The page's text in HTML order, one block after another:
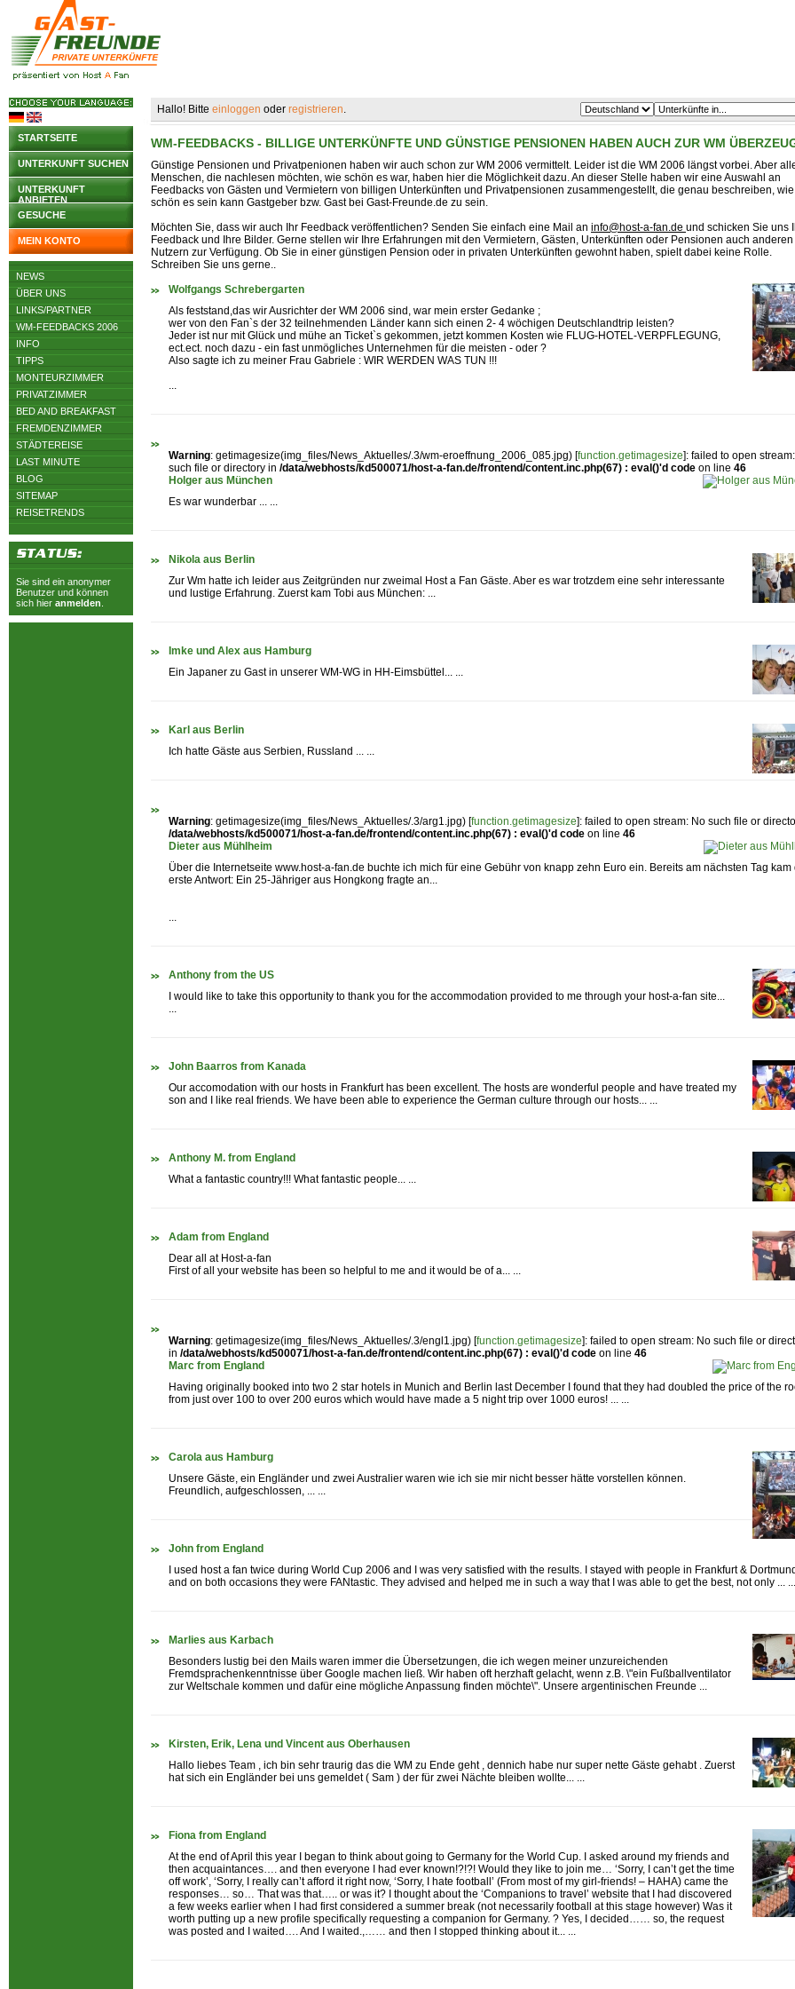
STARTSEITE
UNTERKUNFT SUCHEN
UNTERKUNFT
ANBIETEN
GESUCHE
MEIN KONTO
NEWS
ÜBER UNS
LINKS/PARTNER
WM-FEEDBACKS 2006
INFO
TIPPS
MONTEURZIMMER
PRIVATZIMMER
BED AND BREAKFAST
FREMDENZIMMER
STÄDTEREISE
LAST MINUTE
BLOG
SITEMAP
REISETRENDS
Sie sind ein anonymer
Benutzer und können
sich hier anmelden
Hallo! Bitte einloggen oder registrieren.
WM-FEEDBACKS - BILLIGE UNTERKÜNFTE UND GÜNSTIGE PENSIONEN HABEN AUCH ZUR WM
Günstige Pensionen und Privatpenionen haben wir auch schon zur WM 2006 vermittelt. Leider ist die WM 2006 längst vorbei. Aber
Menschen, die nachlesen möchten, wie schön es war, haben hier die Möglichkeit dazu. An dieser Stelle haben wir eine Auswahl an
Feedbacks von Gästen und Vermietern von billigen Unterkünften und Privatpensionen zusammengestellt, die genau beschreiben, wie
schön es sein kann Gastgeber bzw. Gast bei Gast-Freunde.de zu sein.
Möchten Sie, dass wir auch Ihr Feedback veröffentlichen? Senden Sie einfach eine Mail an info@host-a-fan.de und schicken Sie uns
Feedback und Ihre Bilder. Gerne stellen wir Ihre Erfahrungen mit den Vermietern, Gästen, Unterkünften oder Pensionen auch anderen
Nutzern zur Verfügung. Ob Sie in einer günstigen Pension oder in privaten Unterkünften gewohnt haben, spielt dabei keine Rolle.
Schreiben Sie uns gerne..
Wolfgangs Schrebergarten
Als feststand,das wir Ausrichter der WM 2006 sind, war mein erster Gedanke ;
wer von den Fan`s der 32 teilnehmenden Länder kann sich einen 2- 4 wöchigen Deutschlandtrip leisten?
Jeder ist nur mit Glück und mühe an Ticket`s gekommen, jetzt kommen Kosten wie FLUG-HOTEL-VERPFLEGUNG,
ect.ect. noch dazu - ein fast unmögliches Unternehmen für die meisten - oder ?
Also sagte ich zu meiner Frau Gabriele : WIR WERDEN WAS TUN !!!
...
Warning: getimagesize(img_files/News_Aktuelles/.3/wm-eroeffnung_2006_085.jpg) [function.getimagesize]: failed to open
such file or directory in /data/webhosts/kd500071/host-a-fan.de/frontend/content.inc.php(67) : eval()'d code on line 46
Holger aus München
Es war wunderbar ... ...
Nikola aus Berlin
Zur Wm hatte ich leider aus Zeitgründen nur zweimal Host a Fan Gäste. Aber es war trotzdem eine sehr interessante
und lustige Erfahrung. Zuerst kam Tobi aus München: ...
Imke und Alex aus Hamburg
Ein Japaner zu Gast in unserer WM-WG in HH-Eimsbüttel... ...
Karl aus Berlin
Ich hatte Gäste aus Serbien, Russland ... ...
Warning: getimagesize(img_files/News_Aktuelles/.3/arg1.jpg) [function.getimagesize]: failed to open stream: No such file or
/data/webhosts/kd500071/host-a-fan.de/frontend/content.inc.php(67) : eval()'d code on line 46
Dieter aus Mühlheim
Über die Internetseite www.host-a-fan.de buchte ich mich für eine Gebühr von knapp zehn Euro ein. Bereits am nächsten Tag kam
erste Antwort: Ein 25-Jähriger aus Hongkong fragte an...
...
Anthony from the US
I would like to take this opportunity to thank you for the accommodation provided to me through your host-a-fan site...
...
John Baarros from Kanada
Our accomodation with our hosts in Frankfurt has been excellent. The hosts are wonderful people and have treated my
son and I like real friends. We have been able to experience the German culture through our hosts... ...
Anthony M. from England
What a fantastic country!!! What fantastic people... ...
Adam from England
Dear all at Host-a-fan
First of all your website has been so helpful to me and it would be of a... ...
Warning: getimagesize(img_files/News_Aktuelles/.3/engl1.jpg) [function.getimagesize]: failed to open stream: No such file or
in /data/webhosts/kd500071/host-a-fan.de/frontend/content.inc.php(67) : eval()'d code on line 46
Marc from England
Having originally booked into two 2 star hotels in Munich and Berlin last December I found that they had doubled the price of the
from just over 100 to over 200 euros which would have made a 5 night trip over 1000 euros! ... ...
Carola aus Hamburg
Unsere Gäste, ein Engländer und zwei Australier waren wie ich sie mir nicht besser hätte vorstellen können.
Freundlich, aufgeschlossen, ... ...
John from England
I used host a fan twice during World Cup 2006 and I was very satisfied with the results. I stayed with people in Frankfurt &
and on both occasions they were FANtastic. They advised and helped me in such a way that I was able to get the best, not only ... ...
Marlies aus Karbach
Besonders lustig bei den Mails waren immer die Übersetzungen, die ich wegen meiner unzureichenden
Fremdsprachenkenntnisse über Google machen ließ. Wir haben oft herzhaft gelacht, wenn z.B. \"ein Fußballventilator
zur Weltschale kommen und dafür eine mögliche Anpassung finden möchte\". Unsere argentinischen Freunde ...
Kirsten, Erik, Lena und Vincent aus Oberhausen
Hallo liebes Team , ich bin sehr traurig das die WM zu Ende geht , dennich habe nur super nette Gäste gehabt . Zuerst
hat sich ein Engländer bei uns gemeldet ( Sam ) der für zwei Nächte bleiben wollte... ...
Fiona from England
At the end of April this year I began to think about going to Germany for the World Cup. I asked around my friends and
then acquaintances…. and then everyone I had ever known!?!?! Would they like to join me… ‘Sorry, I can’t get the time
off work’, ‘Sorry, I really can’t afford it right now, ‘Sorry, I hate football’ (From most of my girl-friends! – HAHA) came the
responses… so… That was that….. or was it? I thought about the ‘Companions to travel’ website that I had discovered
a few weeks earlier when I had first considered a summer break (not necessarily football at this stage however) Was it
worth putting up a new profile specifically requesting a companion for Germany. ? Yes, I decided…… so, the request
was posted and I waited…. And I waited.,…… and then I stopped thinking about it... ...